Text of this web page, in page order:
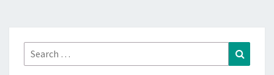
飛
前
Search
for: